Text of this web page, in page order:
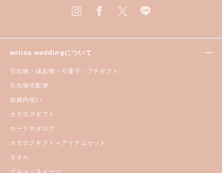
antina weddingについて
引出物・縁起物・引菓子・プチギフト
引出物宅配便
結婚内祝い
カタログギフト
カードカタログ
カタログギフト＋アイテムセット
タオル
グルメ・スイーツ